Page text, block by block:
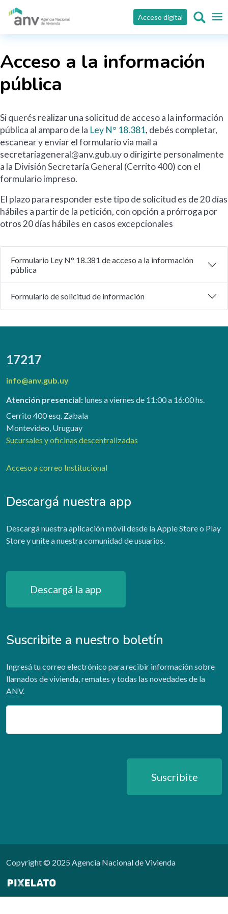
Pasar al contenido principal
Acceso digital
Acceso a la información
pública
Si querés realizar una solicitud de acceso a la información
pública al amparo de la Ley N° 18.381, debés completar,
escanear y enviar el formulario vía mail a
secretariageneral@anv.gub.uy o dirigirte personalmente
a la División Secretaría General (Cerrito 400) con el
formulario impreso.
El plazo para responder este tipo de solicitud es de 20 días
hábiles a partir de la petición, con opción a prórroga por
otros 20 días hábiles en casos excepcionales
Formulario Ley N° 18.381 de acceso a la información
pública
Formulario de solicitud de información
17217
info@anv.gub.uy
Atención presencial: lunes a viernes de 11:00 a 16:00 hs.
Cerrito 400 esq. Zabala
Montevideo, Uruguay
Sucursales y oficinas descentralizadas
Acceso a correo Institucional
Descargá nuestra app
Descargá nuestra aplicación móvil desde la Apple Store o Play
Store y unite a nuestra comunidad de usuarios.
Descargá la app
Suscribite a nuestro boletín
Ingresá tu correo electrónico para recibir información sobre
llamados de vivienda, remates y todas las novedades de la
ANV.
Email
Suscribite
Copyright © 2025 Agencia Nacional de Vivienda